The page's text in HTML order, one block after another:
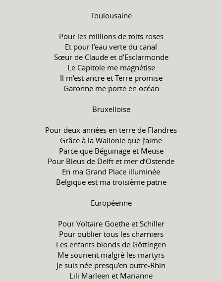
Toulousaine
Pour les millions de toits roses
Et pour l’eau verte du canal
Sœur de Claude et d’Esclarmonde
Le Capitole me magnétise
Il m’est ancre et Terre promise
Garonne me porte en océan
Bruxelloise
Pour deux années en terre de Flandres
Grâce à la Wallonie que j’aime
Parce que Béguinage et Meuse
Pour Bleus de Delft et mer d’Ostende
En ma Grand Place illuminée
Belgique est ma troisième patrie
Européenne
Pour Voltaire Goethe et Schiller
Pour oublier tous les charniers
Les enfants blonds de Göttingen
Me sourient malgré les martyrs
Je suis née presqu’en outre-Rhin
Lili Marleen et Marianne